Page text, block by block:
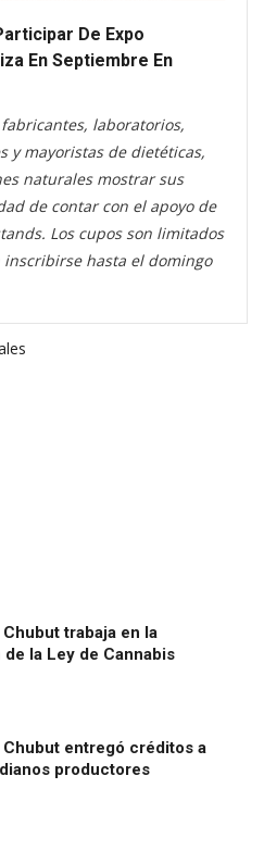
De Expo
En Septiembre En
laboratorios,
y mayoristas de dietéticas,
naturales mostrar sus
de contar con el apoyo de
Los cupos son limitados
hasta el domingo
trabaja en la
la Ley de Cannabis
Chubut entregó créditos a
productores